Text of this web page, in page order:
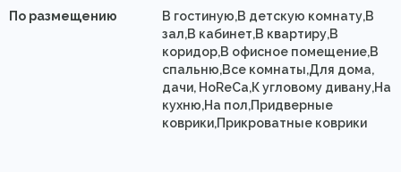
По размещению
В гостиную,В детскую комнату,В
зал,В кабинет,В квартиру,В
коридор,В офисное помещение,В
спальню,Все комнаты,Для дома,
дачи, HoReCa,К угловому дивану,На
кухню,На пол,Придверные
коврики,Прикроватные коврики